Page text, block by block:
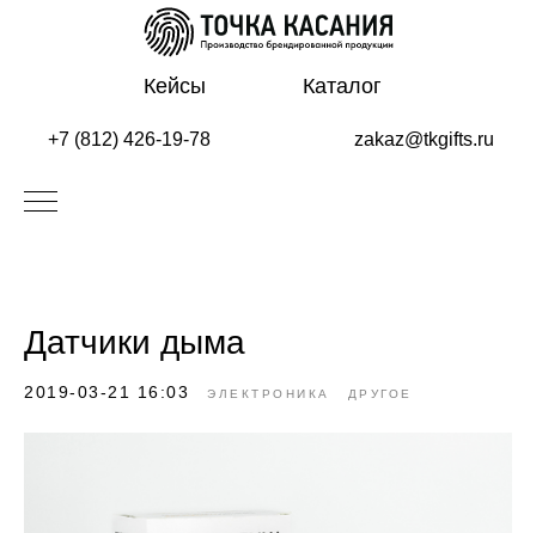
+7 (812) 426-19-78 zakaz@tkgifts.ru
Кейсы Каталог
Датчики дыма
2019-03-21 16:03 ЭЛЕКТРОНИКА ДРУГОЕ